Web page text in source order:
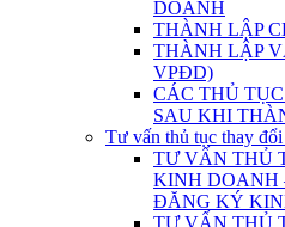
DOANH
THÀNH LẬP
THÀNH LẬP
VPĐD)
CÁC THỦ
SAU KHI
Tư vấn thủ tục thay
TƯ VẤN THỦ
KINH DOANH
ĐĂNG KÝ